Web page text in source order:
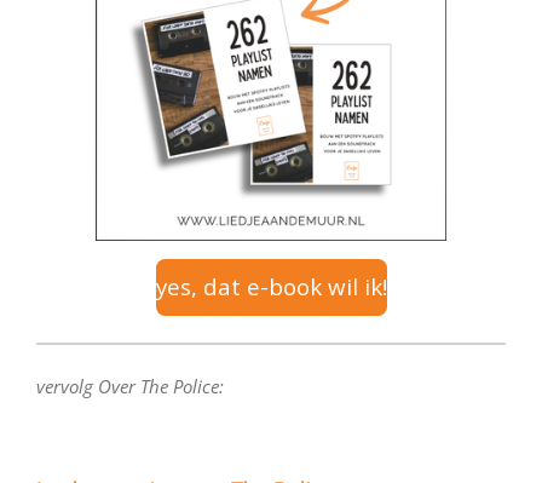
yes, dat e-book wil ik!
vervolg Over The Police: